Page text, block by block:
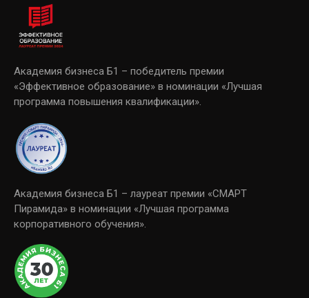
Академия бизнеса Б1 – победитель премии
«Эффективное образование» в номинации «Лучшая
программа повышения квалификации».
Академия бизнеса Б1 – лауреат премии «СМАРТ
Пирамида» в номинации «Лучшая программа
корпоративного обучения».